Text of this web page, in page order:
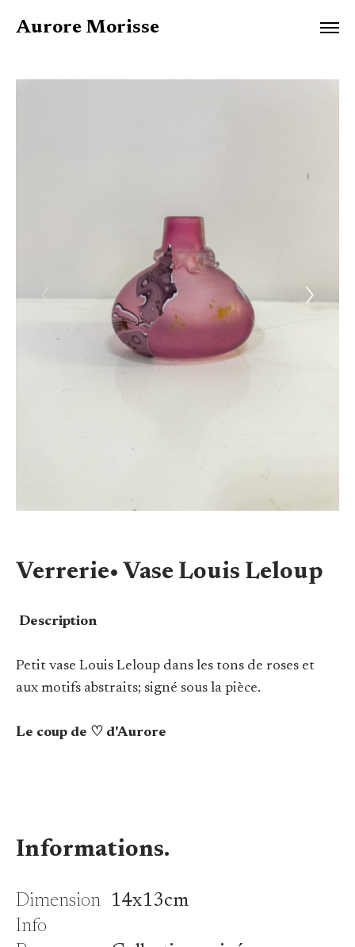
Aurore Morisse
Verrerie• Vase Louis Leloup
Description
Petit vase Louis Leloup dans les tons de roses et
aux motifs abstraits; signé sous la pièce.
Le coup de ♡ d'Aurore
Informations.
Dimension14x13cm
Info